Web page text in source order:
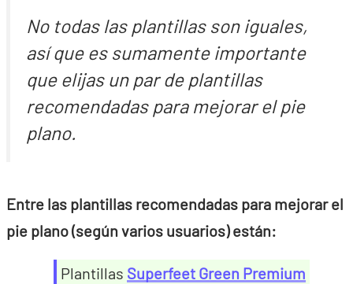
No todas las plantillas son iguales,
así que es sumamente importante
que elijas un par de plantillas
recomendadas para mejorar el pie
plano.
Entre las plantillas recomendadas para mejorar el
pie plano (según varios usuarios) están:
Plantillas Superfeet Green Premium